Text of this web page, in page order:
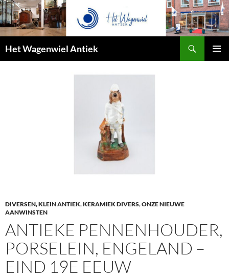
Het Wagenwiel Antiek
DIVERSEN, KLEIN ANTIEK,KERAMIEK DIVERS,ONZE NIEUWE
AANWINSTEN
ANTIEKE PENNENHOUDER,
PORSELEIN, ENGELAND –
EIND 19E EEUW